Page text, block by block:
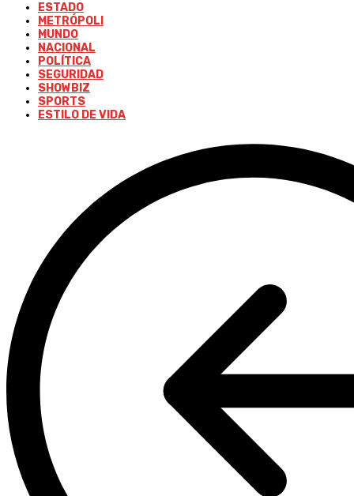
ESTADO
METRÓPOLI
MUNDO
NACIONAL
POLÍTICA
SEGURIDAD
SHOWBIZ
SPORTS
ESTILO DE VIDA